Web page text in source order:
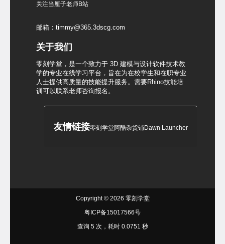
关注当厘子老师B站
邮箱：timmy@365.3dscg.com
关于我们
零刻学堂，是一个致力于 3D 建模与设计软件技术教
学的专业在线学习平台，旨在为在校学生和在职专业
人士提供高质量的技能提升服务。需要Rhino技能培
训可以联系老师咨询报名。
友情链接零刻学堂阿酷杂货铺Dawn Launcher
Copyright © 2026 零刻学堂
粤ICP备15017566号
查询 5 次，耗时 0.0751 秒